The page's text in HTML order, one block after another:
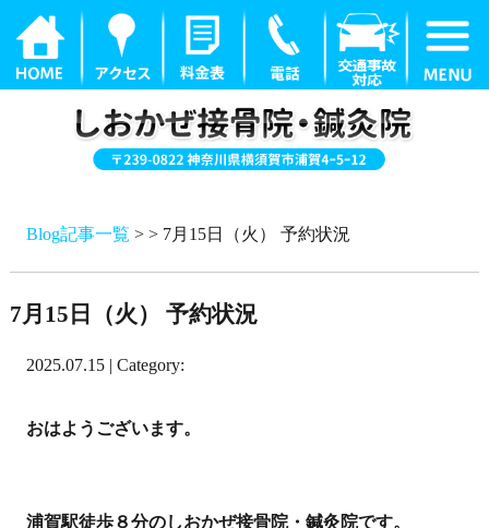
Blog記事一覧 > > 7月15日（火） 予約状況
7月15日（火） 予約状況
2025.07.15 | Category:
おはようございます。
浦賀駅徒歩８分のしおかぜ接骨院・鍼灸院です。